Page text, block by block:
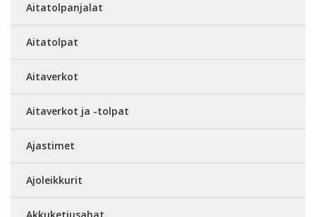
Aitatolpanjalat
Aitatolpat
Aitaverkot
Aitaverkot ja -tolpat
Ajastimet
Ajoleikkurit